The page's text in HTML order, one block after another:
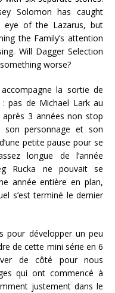
Solomon has caught
eye of the Lazarus, but
the Family’s attention
Will Dagger Selection
worse?
la sortie de
pas de Michael Lark au
après 3 années non stop
personnage et son
petite pause pour se
longue de l’année
Rucka ne pouvait se
année entière en plan,
s’est terminé le dernier
pour développer un peu
de cette mini série en 6
de côté pour nous
qui ont commencé à
justement dans le